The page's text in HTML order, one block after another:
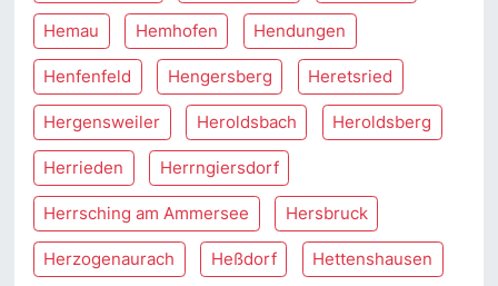
Hemau Hemhofen Hendungen
Henfenfeld Hengersberg Heretsried
Hergensweiler Heroldsbach Heroldsberg
Herrieden Herrngiersdorf
Herrsching am Ammersee Hersbruck
Herzogenaurach Heßdorf Hettenshausen